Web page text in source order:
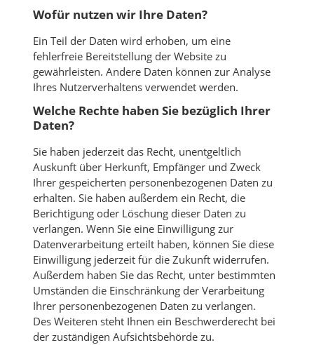
Wofür nutzen wir Ihre Daten?
Ein Teil der Daten wird erhoben, um eine
fehlerfreie Bereitstellung der Website zu
gewährleisten. Andere Daten können zur Analyse
Ihres Nutzerverhaltens verwendet werden.
Welche Rechte haben Sie bezüglich Ihrer
Daten?
Sie haben jederzeit das Recht, unentgeltlich
Auskunft über Herkunft, Empfänger und Zweck
Ihrer gespeicherten personenbezogenen Daten zu
erhalten. Sie haben außerdem ein Recht, die
Berichtigung oder Löschung dieser Daten zu
verlangen. Wenn Sie eine Einwilligung zur
Datenverarbeitung erteilt haben, können Sie diese
Einwilligung jederzeit für die Zukunft widerrufen.
Außerdem haben Sie das Recht, unter bestimmten
Umständen die Einschränkung der Verarbeitung
Ihrer personenbezogenen Daten zu verlangen.
Des Weiteren steht Ihnen ein Beschwerderecht bei
der zuständigen Aufsichtsbehörde zu.